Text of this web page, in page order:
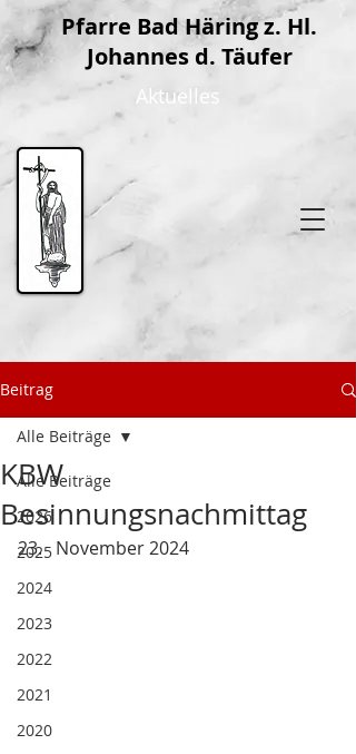
Pfarre Bad Häring z. Hl.
Johannes d. Täufer
Aktuelles
Beitrag
Alle Beiträge
2026
2025
2024
2023
2022
2021
2020
Alle Beiträge
KBW
Besinnungsnachmittag
November 2024